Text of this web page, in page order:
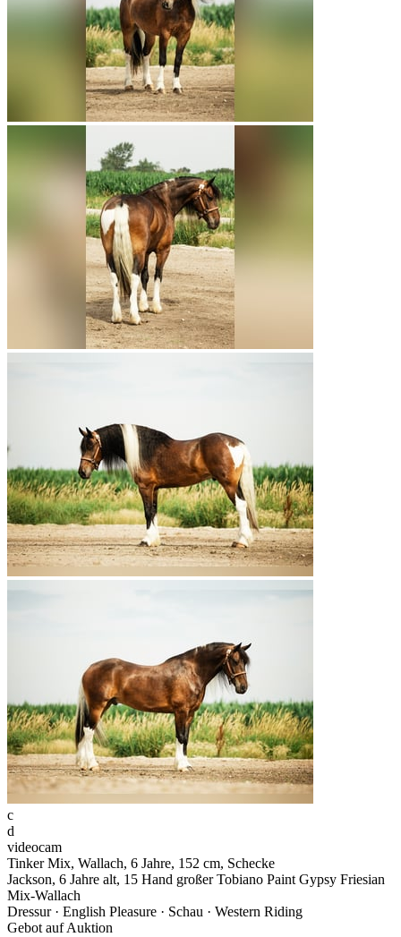
c
d
videocam
Tinker Mix, Wallach, 6 Jahre, 152 cm, Schecke
Jackson, 6 Jahre alt, 15 Hand großer Tobiano Paint Gypsy Friesian
Mix-Wallach
Dressur · English Pleasure · Schau · Western Riding
Gebot auf Auktion